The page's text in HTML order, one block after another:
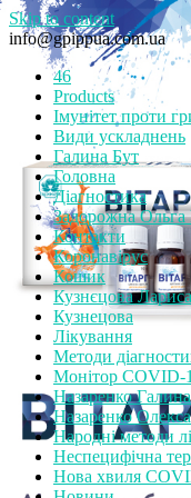
Skip to content
info@gpippua.com.ua
46
Products
Імунітет проти
Види ускладнень
Галина Бут
Головна
Діагностика
Задорожна Ольга
Контакти
Коронавірус
Кошик
Кузнєцова
Кузнецова
Лікування
Методи
Монітор СOVID-
Назаренко Галина
Назаренко
Народні методи
Неспецифічна
Нова хвиля